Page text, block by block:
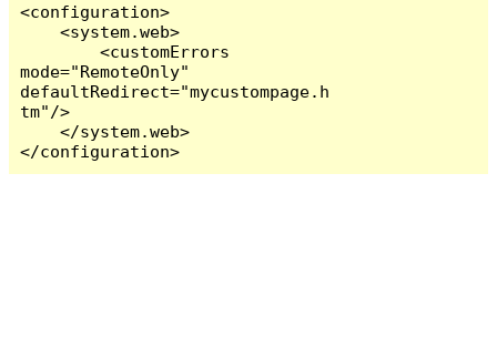
<configuration>
    <system.web>
        <customErrors
mode="RemoteOnly"
defaultRedirect="mycustompage.h
tm"/>
    </system.web>
</configuration>